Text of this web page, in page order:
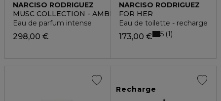
NARCISO RODRIGUEZ
MUSC COLLECTION - AMBER MUSC
Eau de parfum intense
298,00 €
NARCISO RODRIGUEZ
FOR HER
Eau de toilette - recharge
173,00 € 5 1
Recharge